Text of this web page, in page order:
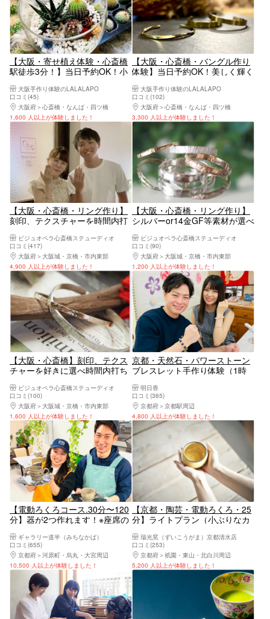
【大阪・寄せ植え体験・心斎橋
駅徒歩3分！】当日予約OK！小
せ植え体験！
大阪手作り体験のLALALAPO
口コミ(45)
大阪府
心斎橋・なんば・四ツ橋
1,600 人以上が体験しました！
【大阪・心斎橋・バングル作り
体験】当日予約OK！美しく輝く
大阪手作り体験のLALALAPO
口コミ(102)
大阪府
心斎橋・なんば・四ツ橋
3,300 人以上が体験しました！
【大阪・心斎橋・リング作り】
刻印、テクスチャーを時間内打
素材幅フォルムを選べる。
ビジュオペラ心斎橋ステューディオ
口コミ(417)
大阪府
大阪城・京橋・市内東部
4,900 人以上が体験しました！
【大阪・心斎橋・リング作り】
シルバーor14金GF等素材が選べ
う！ビジュオペラ心斎橋ステューディオ
口コミ(90)
大阪府
大阪城・京橋・市内東部
1,200 人以上が体験しました！
【大阪・心斎橋】刻印、テクス
チャーを好きに選べ時間内打ち
バングルorネックレスor真鍮バ
ングル作り
ビジュオペラ心斎橋ステューディオ
口コミ(100)
大阪府
大阪城・京橋・市内東部
1,600 人以上が体験しました！
京都・天然石・パワーストーン
ブレスレット手作り体験（1時
明日香
口コミ(365)
京都府
京都駅周辺
4,800 人以上が体験しました！
【電動ろくろコース.30分〜120
分】器が2つ作れます！※座席の
下の未就学児は除く)、ご来店い
ただく人数分ご予約ください
ギャラリー道半（みちなかば）
口コミ(655)
京都府
河原町・烏丸・大宮周辺
10,500 人以上が体験しました！
【京都・陶芸・電動ろくろ・25
分】ライトプラン（小ぶりなカ
瑞光窯（ずいこうがま）京都清水店
口コミ(253)
京都府
祇園・東山・北白川周辺
5,200 人以上が体験しました！